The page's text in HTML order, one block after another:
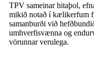
TPV sameinar hitaþol,
mikið notað í kælikerfum
samanburði við
umhverfisvænna og
vörunnar verulega.